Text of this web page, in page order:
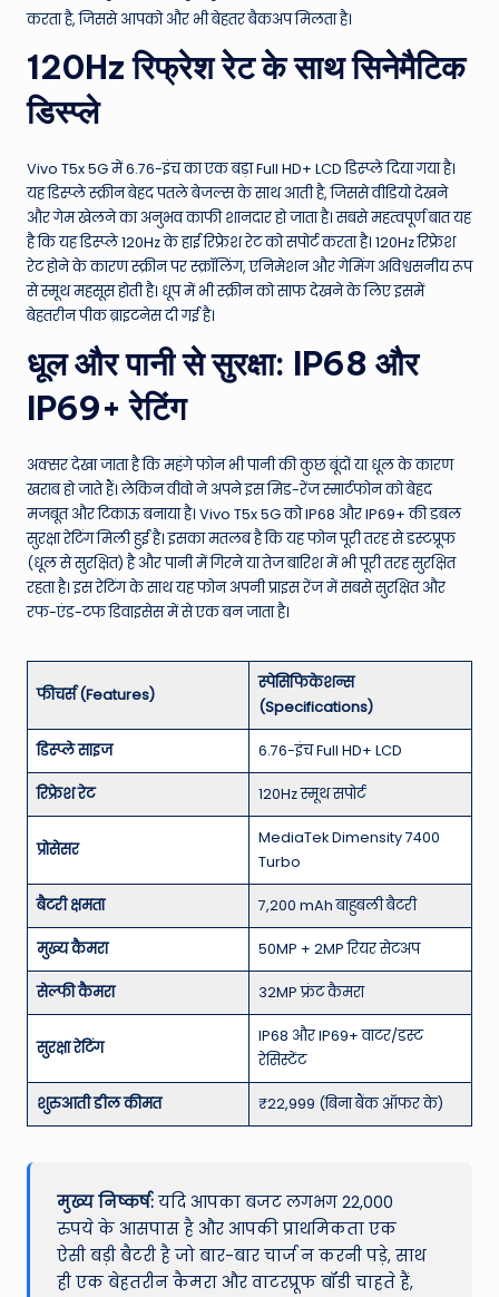
करता है, जिससे आपको और भी बेहतर बैकअप मिलता है।
120Hz रिफ्रेश रेट के साथ सिनेमैटिक
डिस्प्ले
Vivo T5x 5G में 6.76-इंच का एक बड़ा Full HD+ LCD डिस्प्ले दिया गया है।
यह डिस्प्ले स्क्रीन बेहद पतले बेजल्स के साथ आती है, जिससे वीडियो देखने
और गेम खेलने का अनुभव काफी शानदार हो जाता है। सबसे महत्वपूर्ण बात यह
है कि यह डिस्प्ले 120Hz के हाई रिफ्रेश रेट को सपोर्ट करता है। 120Hz रिफ्रेश
रेट होने के कारण स्क्रीन पर स्क्रॉलिंग, एनिमेशन और गेमिंग अविश्वसनीय रूप
से स्मूथ महसूस होती है। धूप में भी स्क्रीन को साफ देखने के लिए इसमें
बेहतरीन पीक ब्राइटनेस दी गई है।
धूल और पानी से सुरक्षा: IP68 और
IP69+ रेटिंग
अक्सर देखा जाता है कि महंगे फोन भी पानी की कुछ बूंदों या धूल के कारण
खराब हो जाते हैं। लेकिन वीवो ने अपने इस मिड-रेंज स्मार्टफोन को बेहद
मजबूत और टिकाऊ बनाया है। Vivo T5x 5G को IP68 और IP69+ की डबल
सुरक्षा रेटिंग मिली हुई है। इसका मतलब है कि यह फोन पूरी तरह से डस्टप्रूफ
(धूल से सुरक्षित) है और पानी में गिरने या तेज बारिश में भी पूरी तरह सुरक्षित
रहता है। इस रेटिंग के साथ यह फोन अपनी प्राइस रेंज में सबसे सुरक्षित और
रफ-एंड-टफ डिवाइसेस में से एक बन जाता है।
फीचर्स (Features)
स्पेसिफिकेशन्स
(Specifications)
डिस्प्ले साइज 6.76-इंच Full HD+ LCD
रिफ्रेश रेट 120Hz स्मूथ सपोर्ट
प्रोसेसर
MediaTek Dimensity 7400
Turbo
बैटरी क्षमता 7,200 mAh बाहुबली बैटरी
मुख्य कैमरा 50MP + 2MP रियर सेटअप
सेल्फी कैमरा 32MP फ्रंट कैमरा
सुरक्षा रेटिंग
IP68 और IP69+ वाटर/डस्ट
रेसिस्टेंट
शुरुआती डील कीमत ₹22,999 (बिना बैंक ऑफर के)
मुख्य निष्कर्ष: यदि आपका बजट लगभग 22,000
रुपये के आसपास है और आपकी प्राथमिकता एक
ऐसी बड़ी बैटरी है जो बार-बार चार्ज न करनी पड़े, साथ
ही एक बेहतरीन कैमरा और वाटरप्रूफ बॉडी चाहते हैं,